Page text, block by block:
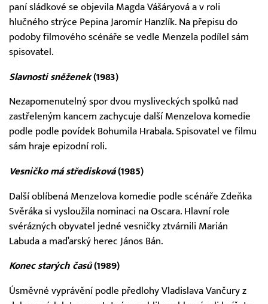
paní sládkové se objevila Magda Vášáryová a v roli
hlučného strýce Pepina Jaromír Hanzlík. Na přepisu do
podoby filmového scénáře se vedle Menzela podílel sám
spisovatel.
Slavnosti sněženek(1983)
Nezapomenutelný spor dvou mysliveckých spolků nad
zastřeleným kancem zachycuje další Menzelova komedie
podle podle povídek Bohumila Hrabala. Spisovatel ve filmu
sám hraje epizodní roli.
Vesničko má středisková(1985)
Další oblíbená Menzelova komedie podle scénáře Zdeňka
Svěráka si vysloužila nominaci na Oscara. Hlavní role
svérázných obyvatel jedné vesničky ztvárnili Marián
Labuda a maďarský herec János Bán.
Konec starých časů(1989)
Úsměvné vyprávění podle předlohy Vladislava Vančury z